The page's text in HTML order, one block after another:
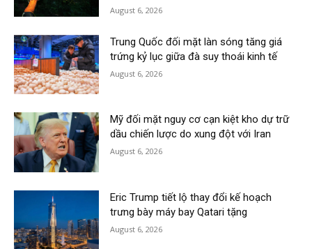
August 6, 2026
Trung Quốc đối mặt làn sóng tăng giá
trứng kỷ lục giữa đà suy thoái kinh tế
August 6, 2026
Mỹ đối mặt nguy cơ cạn kiệt kho dự trữ
dầu chiến lược do xung đột với Iran
August 6, 2026
Eric Trump tiết lộ thay đổi kế hoạch
trưng bày máy bay Qatari tặng
August 6, 2026